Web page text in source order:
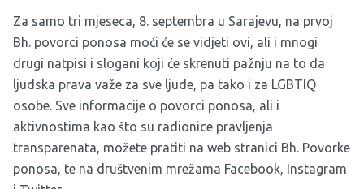
Za samo tri mjeseca, 8. septembra u Sarajevu, na prvoj
Bh. povorci ponosa moći će se vidjeti ovi, ali i mnogi
drugi natpisi i slogani koji će skrenuti pažnju na to da
ljudska prava važe za sve ljude, pa tako i za LGBTIQ
osobe. Sve informacije o povorci ponosa, ali i
aktivnostima kao što su radionice pravljenja
transparenata, možete pratiti na web stranici Bh. Povorke
ponosa, te na društvenim mrežama Facebook, Instagram